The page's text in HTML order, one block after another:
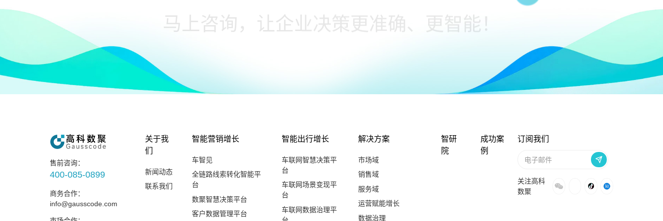
专属顾问1个工作日内为您解答
售前咨询：
400-085-0899
商务合作：
info@gausscode.com
关于我
们
新闻动态
联系我们
智能营销增长
车智见
全链路线索转化智能平
台
数聚智慧决策平台
客户数据管理平台
智能出行增长
车联网智慧决策平
台
车联网场景变现平
台
车联网数据治理平
解决方案
市场域
销售域
服务域
运营赋能增长
数据治理
智研
院
成功案
例
订阅我们
关注高科
数聚